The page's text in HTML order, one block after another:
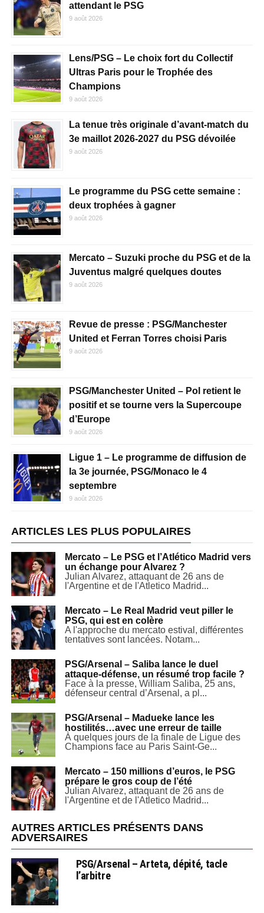
attendant le PSG
9 août 2026
Lens/PSG – Le choix fort du Collectif
Ultras Paris pour le Trophée des
Champions
9 août 2026
La tenue très originale d’avant-match du
3e maillot 2026-2027 du PSG dévoilée
9 août 2026
Le programme du PSG cette semaine :
deux trophées à gagner
9 août 2026
Mercato – Suzuki proche du PSG et de la
Juventus malgré quelques doutes
9 août 2026
Revue de presse : PSG/Manchester
United et Ferran Torres choisi Paris
9 août 2026
PSG/Manchester United – Pol retient le
positif et se tourne vers la Supercoupe
d’Europe
9 août 2026
Ligue 1 – Le programme de diffusion de
la 3e journée, PSG/Monaco le 4
septembre
9 août 2026
ARTICLES LES PLUS POPULAIRES
Mercato – Le PSG et l’Atlético Madrid vers
un échange pour Alvarez ?
Julian Alvarez, attaquant de 26 ans de
l'Argentine et de l'Atletico Madrid...
Mercato – Le Real Madrid veut piller le
PSG, qui est en colère
A l'approche du mercato estival, différentes
tentatives sont lancées. Notam...
PSG/Arsenal – Saliba lance le duel
attaque-défense, un résumé trop facile ?
Face à la presse, William Saliba, 25 ans,
défenseur central d’Arsenal, a pl...
PSG/Arsenal – Madueke lance les
hostilités…avec une erreur de taille
À quelques jours de la finale de Ligue des
Champions face au Paris Saint-Ge...
Mercato – 150 millions d’euros, le PSG
prépare le gros coup de l’été
Julian Alvarez, attaquant de 26 ans de
l'Argentine et de l'Atletico Madrid...
AUTRES ARTICLES PRÉSENTS DANS
ADVERSAIRES
PSG/Arsenal – Arteta, dépité, tacle
l’arbitre